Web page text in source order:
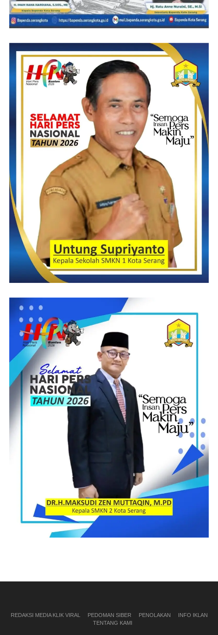
kecamatan dan kabupaten agar program Nawacita ini terus
berlanjut sesuai dengan intsruksi dari presiden.
deklarasi dan pengukuhan pengurus DPD PMKM Manies
Indonesia Sejahtera Kabupaten dilaksanakan seadanya,”
imbuhnya
Dalam acara deklarasi juga hadir Pembina DPC Propinsi Banten
yang ikut serta dari awal sampai akhir Kegiatan, dan Ikut andil
menyerahkan panji kebesaran DPD PMKM Manies Indonesia
Sejahtera Kepada pengurus terpilih.
Post Views: 19
REDAKSI MEDIA KLIK VIRAL PEDOMAN SIBER PENOLAKAN
INFO IKLAN
TENTANG KAMI